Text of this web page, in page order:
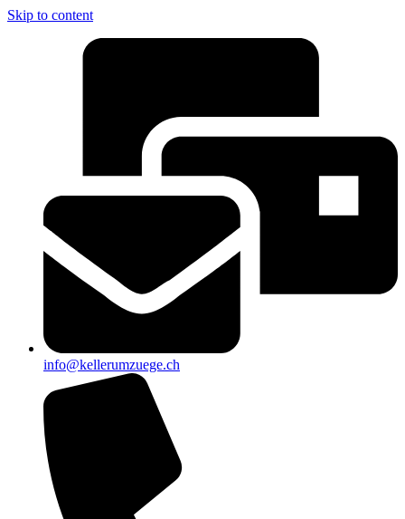
Skip to content
info@kellerumzuege.ch